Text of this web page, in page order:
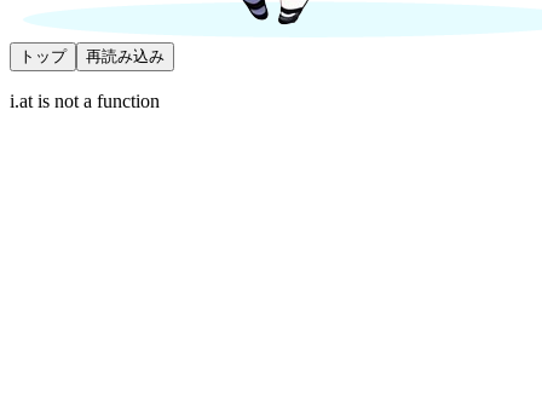
トップ 再読み込み
i.at is not a function